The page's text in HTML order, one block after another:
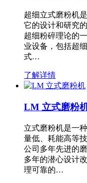
超细立式磨粉机
它的设计和研究
超细粉碎理论的
业设备，包括超
式…
了解详情
LM 立式磨粉
立式磨粉机是一
量低、耗能高等
公司多年先进的
多年的潜心设计
理可靠的…